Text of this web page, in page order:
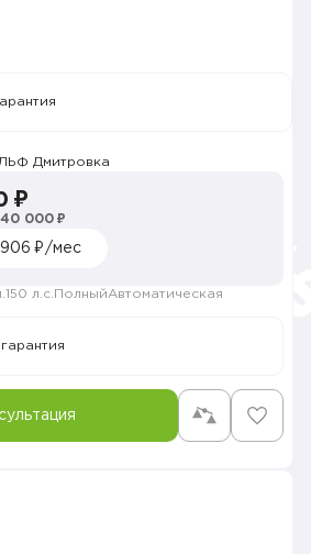
Дмитровка
₽
000 ₽
906 ₽/мес
150 л.с. ПолныйАвтоматическая
гарантия